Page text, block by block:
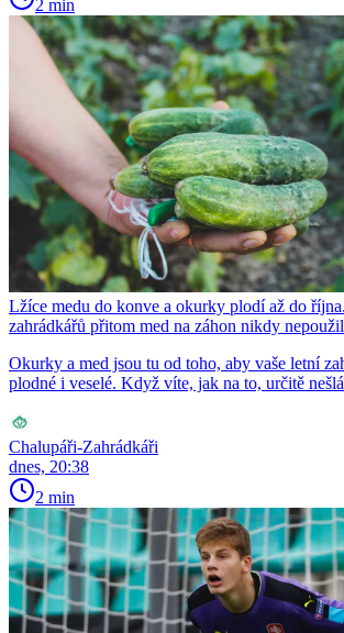
2 min
Lžíce medu do konve a okurky plodí až do
zahrádkářů přitom med na záhon nikdy
Okurky a med jsou tu od toho, aby vaše letní
plodné i veselé. Když víte, jak na to, určitě
Chalupáři-Zahrádkáři
dnes, 20:38
2 min